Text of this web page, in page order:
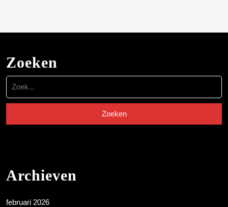
Zoeken
Zoek
naar:
Archieven
februari 2026